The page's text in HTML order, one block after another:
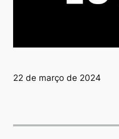
22 de março de 2024